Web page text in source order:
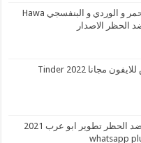
تحميل واتساب حواء الاحمر و الوردي و البنفسجي Hawa
تحميل برنامج تيندر بلس للايفون مجانا 2022 Tinder
تحميل واتساب الذهبي ضد الحظر تطوير ابو عرب 2021